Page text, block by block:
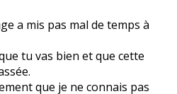
a mis pas mal de temps à
tu vas bien et que cette
que je ne connais pas